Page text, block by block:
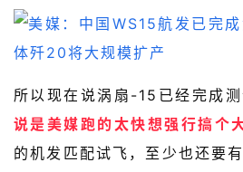
所以现在说涡扇-15已经完成
说是美媒跑的太快想强行搞个
的机发匹配试飞，至少也还要